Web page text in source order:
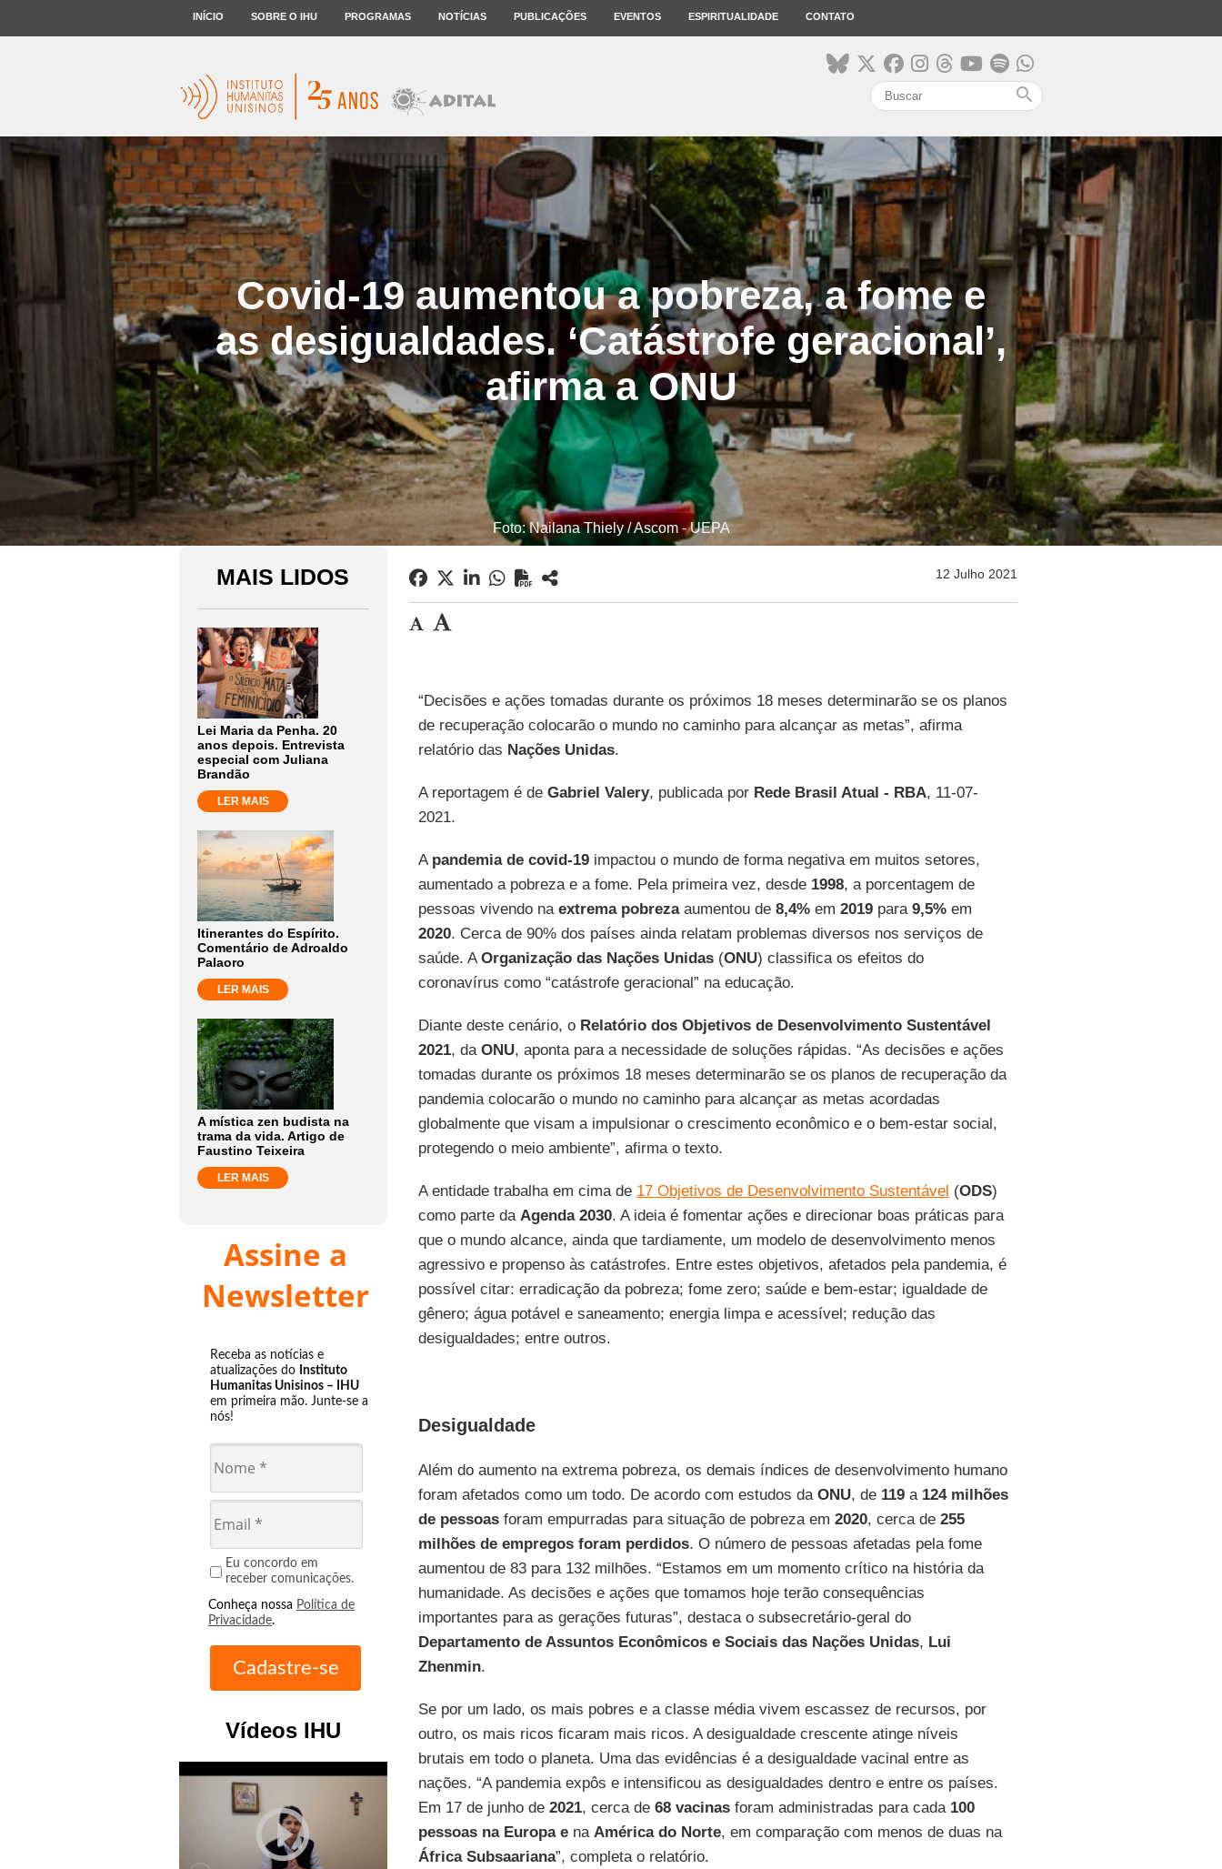
INÍCIO SOBRE O IHU PROGRAMAS NOTÍCIAS PUBLICAÇÕES EVENTOS ESPIRITUALIDADE CONTATO
search
Covid-19 aumentou a pobreza, a fome e
as desigualdades. ‘Catástrofe geracional’,
afirma a ONU
Foto: Nailana Thiely / Ascom - UEPA
MAIS LIDOS
Lei Maria da Penha. 20
anos depois. Entrevista
especial com Juliana
Brandão
LER MAIS
Itinerantes do Espírito.
Comentário de Adroaldo
Palaoro
LER MAIS
A mística zen budista na
trama da vida. Artigo de
Faustino Teixeira
LER MAIS
Assine a
Newsletter
Receba as notícias e
atualizações do Instituto
Humanitas Unisinos – IHU
em primeira mão. Junte-se a
nós!
Eu concordo em
receber comunicações.
Conheça nossa Política de
Privacidade.
Vídeos IHU
play_circle_outline
12 Julho 2021
“Decisões e ações tomadas durante os próximos 18 meses determinarão se os planos
de recuperação colocarão o mundo no caminho para alcançar as metas”, afirma
relatório das Nações Unidas.
A reportagem é de Gabriel Valery, publicada porRede Brasil Atual - RBA, 11-07-
2021.
A pandemia de covid-19impactou o mundo de forma negativa em muitos setores,
aumentado a pobreza e a fome. Pela primeira vez, desde 1998, a porcentagem de
pessoas vivendo na extrema pobrezaaumentou de 8,4%em 2019para 9,5%em
2020. Cerca de 90% dos países ainda relatam problemas diversos nos serviços de
saúde. AOrganização das Nações Unidas(ONU) classifica os efeitos do
coronavírus como “catástrofe geracional” na educação.
Diante deste cenário, o Relatório dos Objetivos de Desenvolvimento Sustentável
2021, da ONU, aponta para a necessidade de soluções rápidas. “As decisões e ações
tomadas durante os próximos 18 meses determinarão se os planos de recuperação da
pandemia colocarão o mundo no caminho para alcançar as metas acordadas
globalmente que visam a impulsionar o crescimento econômico e o bem-estar social,
protegendo o meio ambiente”, afirma o texto.
A entidade trabalha em cima de 17 Objetivos de Desenvolvimento Sustentável (ODS)
como parte da Agenda 2030. A ideia é fomentar ações e direcionar boas práticas para
que o mundo alcance, ainda que tardiamente, um modelo de desenvolvimento menos
agressivo e propenso às catástrofes. Entre estes objetivos, afetados pela pandemia, é
possível citar: erradicação da pobreza; fome zero; saúde e bem-estar; igualdade de
gênero; água potável e saneamento; energia limpa e acessível; redução das
desigualdades; entre outros.
Desigualdade
Além do aumento na extrema pobreza, os demais índices de desenvolvimento humano
foram afetados como um todo. De acordo com estudos da ONU, de 119a 124 milhões
de pessoasforam empurradas para situação de pobreza em 2020, cerca de 255
milhões de empregos foram perdidos. O número de pessoas afetadas pela fome
aumentou de 83 para 132 milhões. “Estamos em um momento crítico na história da
humanidade. As decisões e ações que tomamos hoje terão consequências
importantes para as gerações futuras”, destaca o subsecretário-geral do
Departamento de Assuntos Econômicos e Sociais das Nações Unidas, Lui
Zhenmin.
Se por um lado, os mais pobres e a classe média vivem escassez de recursos, por
outro, os mais ricos ficaram mais ricos. A desigualdade crescente atinge níveis
brutais em todo o planeta. Uma das evidências é a desigualdade vacinal entre as
nações. “A pandemia expôs e intensificou as desigualdades dentro e entre os países.
Em 17 de junho de 2021, cerca de 68 vacinasforam administradas para cada 100
pessoas na Europa ena América do Norte, em comparação com menos de duas na
África Subsaariana”, completa o relatório.